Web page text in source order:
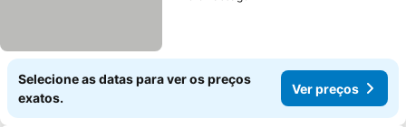
Selecione as datas para ver os preços
exatos.
Ver preços